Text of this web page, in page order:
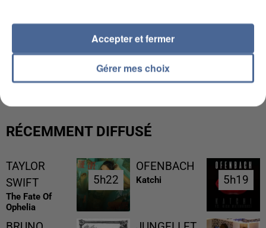
L’UN DES FONDATEURS SUPPOSÉS DE LA DZ
MAFIA INTERPELLÉ EN ALGÉRIE
RÉCEMMENT DIFFUSÉ
TAYLOR
SWIFT
The Fate Of
Ophelia
5h22
5h22
OFENBACH
Katchi 5h19
5h19
Gérer mes choix
Accepter et fermer